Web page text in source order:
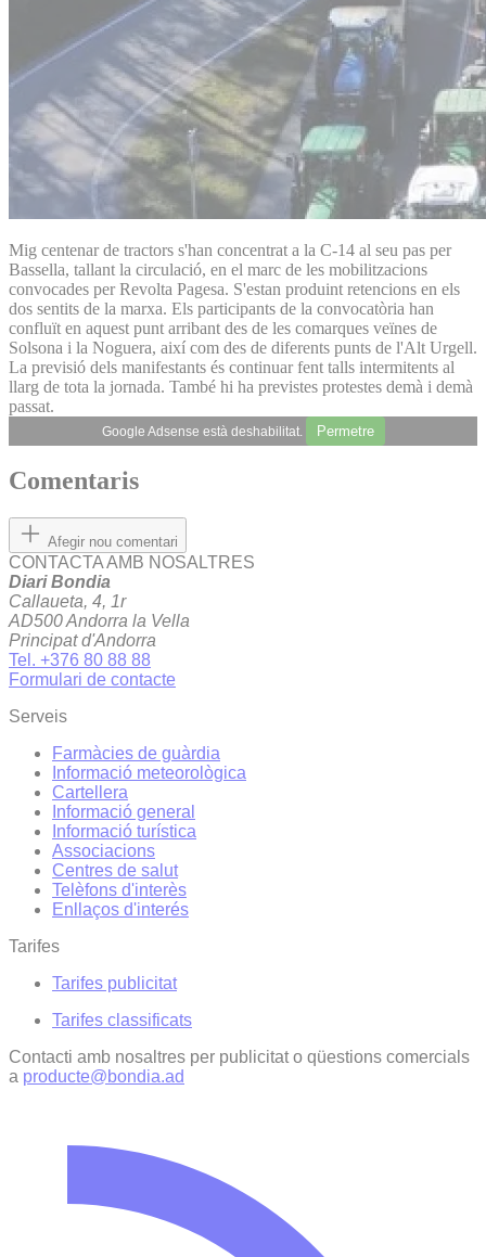
Mig centenar de tractors s'han concentrat a la C-14 al seu pas per
Bassella, tallant la circulació, en el marc de les mobilitzacions
convocades per Revolta Pagesa. S'estan produint retencions en els
dos sentits de la marxa. Els participants de la convocatòria han
confluït en aquest punt arribant des de les comarques veïnes de
Solsona i la Noguera, així com des de diferents punts de l'Alt Urgell.
La previsió dels manifestants és continuar fent talls intermitents al
llarg de tota la jornada. També hi ha previstes protestes demà i demà
passat.
Google Adsense està deshabilitat. Permetre
Comentaris
Afegir nou comentari
CONTACTA AMB NOSALTRES
Diari Bondia
Callaueta, 4, 1r
AD500 Andorra la Vella
Principat d'Andorra
Tel. +376 80 88 88
Formulari de contacte
Serveis
Farmàcies de guàrdia
Informació meteorològica
Cartellera
Informació general
Informació turística
Associacions
Centres de salut
Telèfons d'interès
Enllaços d'interés
Tarifes
Tarifes publicitat
Tarifes classificats
Contacti amb nosaltres per publicitat o qüestions comercials
a producte@bondia.ad